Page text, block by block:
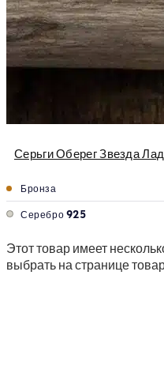
Серьги Оберег Звезда
Бронза
Серебро 925
Этот товар имеет
выбрать на странице